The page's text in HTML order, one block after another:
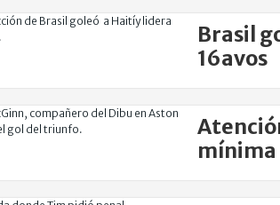
Brasil
16avos
mínima